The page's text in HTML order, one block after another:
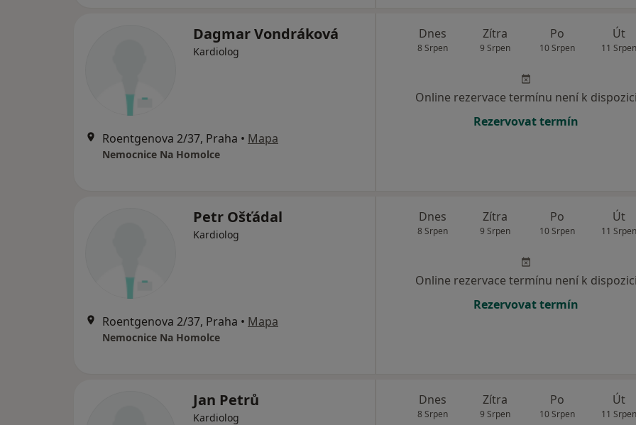
Dagmar Vondráková
Kardiolog
Roentgenova 2/37, Praha • Mapa
Nemocnice Na Homolce
Dnes
8 Srpen
Zítra
9 Srpen
Po
10 Srpen
Út
11 Srpen
Online rezervace termínu není k dispozici
Rezervovat termín
Petr Ošťádal
Kardiolog
Roentgenova 2/37, Praha • Mapa
Nemocnice Na Homolce
Dnes
8 Srpen
Zítra
9 Srpen
Po
10 Srpen
Út
11 Srpen
Online rezervace termínu není k dispozici
Rezervovat termín
Jan Petrů
Kardiolog
Dnes
8 Srpen
Zítra
9 Srpen
Po
10 Srpen
Út
11 Srpen